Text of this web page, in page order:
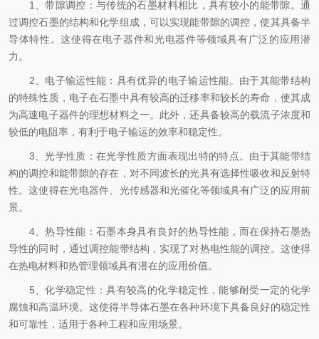
1、带隙调控：与传统的石墨材料相比，具有较小的能带隙。通
过调控石墨的结构和化学组成，可以实现能带隙的调控，使其具备半
导体特性。这使得在电子器件和光电器件等领域具有广泛的应用潜
力。
2、电子输运性能：具有优异的电子输运性能。由于其能带结构
的特殊性质，电子在石墨中具有较高的迁移率和较长的寿命，使其成
为高速电子器件的理想材料之一。此外，还具备较高的载流子浓度和
较低的电阻率，有利于电子输运的效率和稳定性。
3、光学性质：在光学性质方面表现出特的特点。由于其能带结
构的调控和能带隙的存在，对不同波长的光具有选择性吸收和反射特
性。这使得在光电器件、光传感器和光催化等领域具有广泛的应用前
景。
4、热导性能：石墨本身具有良好的热导性能，而在保持石墨热
导性的同时，通过调控能带结构，实现了对热电性能的调控。这使得
在热电材料和热管理领域具有潜在的应用价值。
5、化学稳定性：具有较高的化学稳定性，能够耐受一定的化学
腐蚀和高温环境。这使得半导体石墨在各种环境下具备良好的稳定性
和可靠性，适用于各种工程和应用场景。